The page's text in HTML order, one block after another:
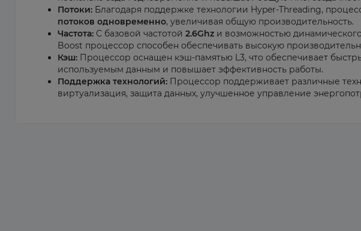
Потоки: Благодаря поддержке технологии Hyper-Threading,
потоков одновременно, увеличивая общую производительность.
Частота: С базовой частотой 2.6Ghz и возможностью
Boost процессор способен обеспечивать высокую
Кэш: Процессор оснащен кэш-памятью L3, что обеспечивает
используемым данным и повышает эффективность работы.
Поддержка технологий: Процессор поддерживает различные
виртуализация, защита данных, улучшенное управление